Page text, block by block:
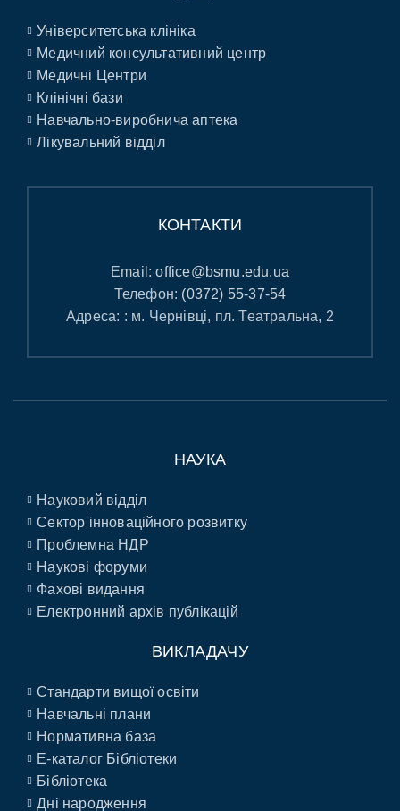
Університетська клініка
Медичний консультативний центр
Медичні Центри
Клінічні бази
Навчально-виробнича аптека
Лікувальний відділ
КОНТАКТИ
Email:office@bsmu.edu.ua
Телефон: (0372) 55-37-54
Адреса: : м. Чернівці, пл. Театральна, 2
НАУКА
Науковий відділ
Сектор інноваційного розвитку
Проблемна НДР
Наукові форуми
Фахові видання
Електронний архів публікацій
ВИКЛАДАЧУ
Стандарти вищої освіти
Навчальні плани
Нормативна база
E-каталог Бібліотеки
Бібліотека
Дні народження